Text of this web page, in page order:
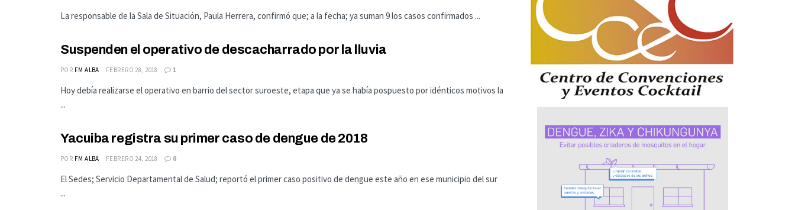
La responsable de la Sala de Situación, Paula Herrera, confirmó que; a la fecha; ya suman 9 los casos confirmados ...
Suspenden el operativo de descacharrado por la lluvia
POR FM ALBA FEBRERO 28, 2018 1
Hoy debía realizarse el operativo en barrio del sector suroeste, etapa que ya se había pospuesto por idénticos motivos la
...
Yacuiba registra su primer caso de dengue de 2018
POR FM ALBA FEBRERO 24, 2018 0
El Sedes; Servicio Departamental de Salud; reportó el primer caso positivo de dengue este año en ese municipio del sur
...